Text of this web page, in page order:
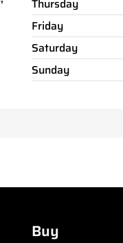
Thursday
Friday
Saturday
Sunday
Buy